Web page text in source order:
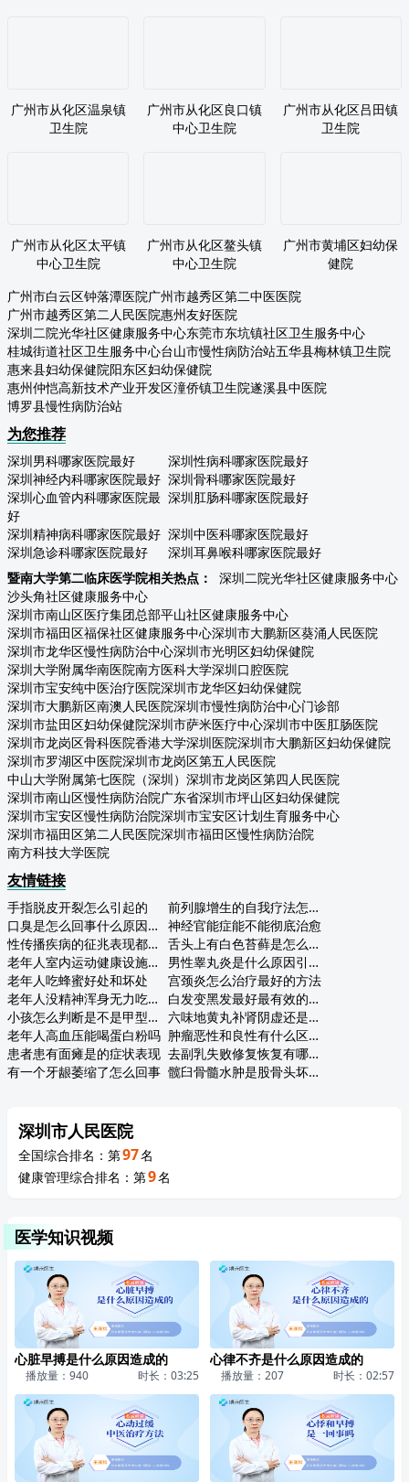
广州市从化区温泉镇
卫生院
广州市从化区良口镇
中心卫生院
广州市从化区吕田镇
卫生院
广州市从化区太平镇
中心卫生院
广州市从化区鳌头镇
中心卫生院
广州市黄埔区妇幼保
健院
广州市白云区钟落潭医院广州市越秀区第二中医医院
广州市越秀区第二人民医院惠州友好医院
深圳二院光华社区健康服务中心东莞市东坑镇社区卫生服务中心
桂城街道社区卫生服务中心台山市慢性病防治站五华县梅林镇卫生院
惠来县妇幼保健院阳东区妇幼保健院
惠州仲恺高新技术产业开发区潼侨镇卫生院遂溪县中医院
博罗县慢性病防治站
为您推荐
深圳男科哪家医院最好
深圳性病科哪家医院最好
深圳神经内科哪家医院最好 深圳骨科哪家医院最好
深圳心血管内科哪家医院最
好
深圳肛肠科哪家医院最好
深圳精神病科哪家医院最好 深圳中医科哪家医院最好
深圳急诊科哪家医院最好
深圳耳鼻喉科哪家医院最好
暨南大学第二临床医学院相关热点：
深圳二院光华社区健康服务中心
沙头角社区健康服务中心
深圳市南山区医疗集团总部平山社区健康服务中心
深圳市福田区福保社区健康服务中心深圳市大鹏新区葵涌人民医院
深圳市龙华区慢性病防治中心深圳市光明区妇幼保健院
深圳大学附属华南医院南方医科大学深圳口腔医院
深圳市宝安纯中医治疗医院深圳市龙华区妇幼保健院
深圳市大鹏新区南澳人民医院深圳市慢性病防治中心门诊部
深圳市盐田区妇幼保健院深圳市萨米医疗中心深圳市中医肛肠医院
深圳市龙岗区骨科医院香港大学深圳医院深圳市大鹏新区妇幼保健院
深圳市罗湖区中医院深圳市龙岗区第五人民医院
中山大学附属第七医院（深圳） 深圳市龙岗区第四人民医院
深圳市南山区慢性病防治院广东省深圳市坪山区妇幼保健院
深圳市宝安区慢性病防治院深圳市宝安区计划生育服务中心
深圳市福田区第二人民医院深圳市福田区慢性病防治院
南方科技大学医院
友情链接
手指脱皮开裂怎么引起的
前列腺增生的自我疗法怎么吃
口臭是怎么回事什么原因引起的
神经官能症能不能彻底治愈
性传播疾病的征兆表现都有哪些
舌头上有白色苔藓是怎么回事
老年人室内运动健康设施标准
男性睾丸炎是什么原因引起的呢
老年人吃蜂蜜好处和坏处
宫颈炎怎么治疗最好的方法
老年人没精神浑身无力吃什么补品
白发变黑发最好最有效的方法是什么
小孩怎么判断是不是甲型流感
六味地黄丸补肾阴虚还是肾阳虚
老年人高血压能喝蛋白粉吗
肿瘤恶性和良性有什么区别怎么判断
患者患有面瘫是的症状表现
去副乳失败修复恢复有哪些注意事项？
有一个牙龈萎缩了怎么回事
髋臼骨髓水肿是股骨头坏死早期症状吗
深圳市人民医院
全国综合排名：第97名
健康管理综合排名：第9名
医学知识视频
心脏早搏是什么原因造成的
播放量：940 时长：03:25
心律不齐是什么原因造成的
播放量：207 时长：02:57